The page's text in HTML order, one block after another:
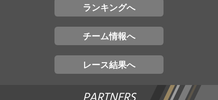
ランキングへ
チーム情報へ
レース結果へ